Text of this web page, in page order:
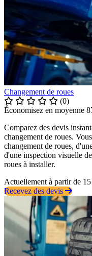
Changement de roues
(0)
Économisez en moyenne
Comparez des devis
changement de roues.
changement de roues,
d'une inspection visuelle
roues à installer.
Actuellement à partir de
Recevez des devis